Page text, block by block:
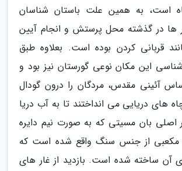
است، به همین علت باستان شناسان
ها در گذشته محل پرستش و انجام آیین
قربانی کردن بوده است. بعلاوه طبق
این مکان نوعی گورستان نیز بود و
آئینی مقدس، مردگان را درون گودال
های دریایی می انداختند تا به آب دریا
اصلی بان مسیتی که به صورت نیم دایره
مکعبی از جنس سنگ واقع شده است که
آن ساخته شده است. بازدید از غار های